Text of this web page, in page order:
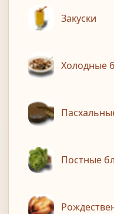
Закуски
Холодные
Постные